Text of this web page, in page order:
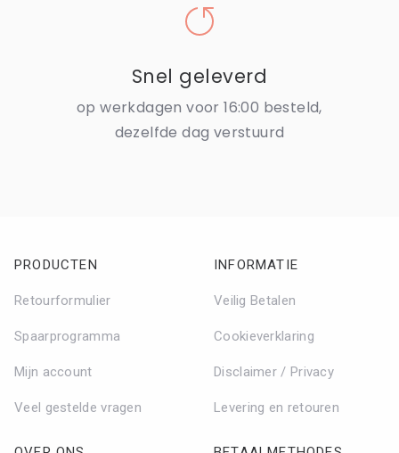
Snel geleverd
op werkdagen voor 16:00 besteld,
dezelfde dag verstuurd
PRODUCTEN
Retourformulier
Spaarprogramma
Mijn account
Veel gestelde vragen
INFORMATIE
Veilig Betalen
Cookieverklaring
Disclaimer / Privacy
Levering en retouren